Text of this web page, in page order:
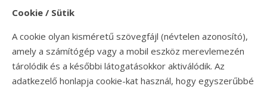
Cookie / Sütik
A cookie olyan kisméretű szövegfájl (névtelen azonosító),
amely a számítógép vagy a mobil eszköz merevlemezén
tárolódik és a későbbi látogatásokkor aktiválódik. Az
adatkezelő honlapja cookie-kat használ, hogy egyszerűbbé